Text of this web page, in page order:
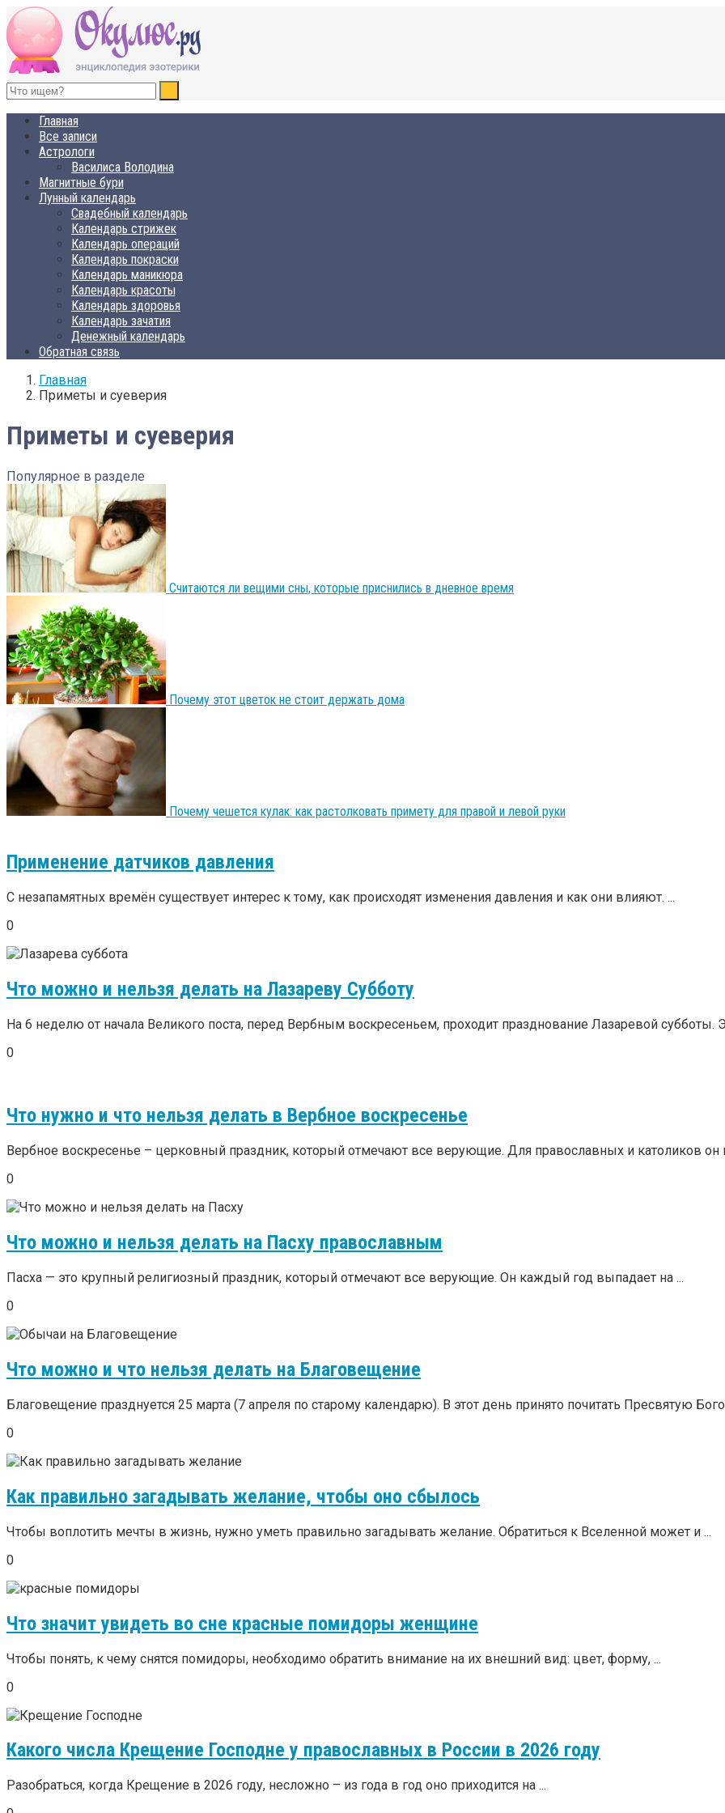
ОКУЛЮС.РУ
Нет счастья, равного спокойствию
Главная
Все записи
Астрологи
Василиса Володина
Магнитные бури
Лунный календарь
Свадебный календарь
Календарь стрижек
Календарь операций
Календарь покраски
Календарь маникюра
Календарь красоты
Календарь здоровья
Календарь зачатия
Денежный календарь
Обратная связь
Главная
Приметы и суеверия
Приметы и суеверия
Популярное в разделе
Считаются ли вещими сны, которые приснились в дневное время
Почему этот цветок не стоит держать дома
Почему чешется кулак: как растолковать примету для правой и левой руки
Применение датчиков давления
С незапамятных времён существует интерес к тому, как происходят изменения давления и как они влияют. ...
0
Что можно и нельзя делать на Лазареву Субботу
На 6 неделю от начала Великого поста, перед Вербным воскресеньем, проходит празднование Лазаревой субботы.
0
Что нужно и что нельзя делать в Вербное воскресенье
Вербное воскресенье – церковный праздник, который отмечают все верующие. Для православных и католиков он
0
Что можно и нельзя делать на Пасху православным
Пасха — это крупный религиозный праздник, который отмечают все верующие. Он каждый год выпадает на ...
0
Что можно и что нельзя делать на Благовещение
Благовещение празднуется 25 марта (7 апреля по старому календарю). В этот день принято почитать Пресвятую
0
Как правильно загадывать желание, чтобы оно сбылось
Чтобы воплотить мечты в жизнь, нужно уметь правильно загадывать желание. Обратиться к Вселенной может и ...
0
Что значит увидеть во сне красные помидоры женщине
Чтобы понять, к чему снятся помидоры, необходимо обратить внимание на их внешний вид: цвет, форму, ...
0
Какого числа Крещение Господне у православных в России в 2026 году
Разобраться, когда Крещение в 2026 году, несложно – из года в год оно приходится на ...